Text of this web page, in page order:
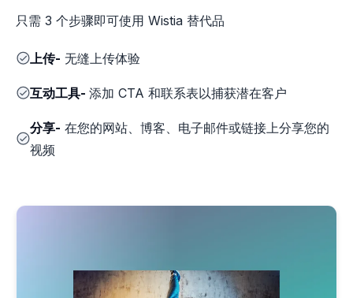
只需 3 个步骤即可使用 Wistia 替代品
上传- 无缝上传体验
互动工具- 添加 CTA 和联系表以捕获潜在客户
分享- 在您的网站、博客、电子邮件或链接上分享您的
视频